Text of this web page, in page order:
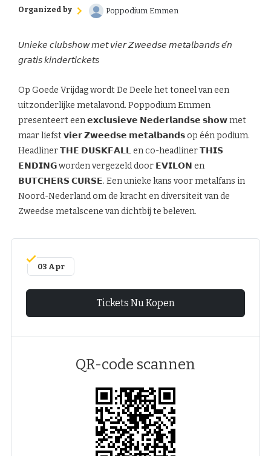
Organized by Poppodium Emmen
𝘜𝘯𝘪𝘦𝘬𝘦 𝘤𝘭𝘶𝘣𝘴𝘩𝘰𝘸 𝘮𝘦𝘵 𝘷𝘪𝘦𝘳 𝘡𝘸𝘦𝘦𝘥𝘴𝘦 𝘮𝘦𝘵𝘢𝘭𝘣𝘢𝘯𝘥𝘴 𝘦́𝘯
𝘨𝘳𝘢𝘵𝘪𝘴 𝘬𝘪𝘯𝘥𝘦𝘳𝘵𝘪𝘤𝘬𝘦𝘵𝘴
Op Goede Vrijdag wordt De Deele het toneel van een
uitzonderlijke metalavond. Poppodium Emmen
presenteert een 𝗲𝘅𝗰𝗹𝘂𝘀𝗶𝗲𝘃𝗲 𝗡𝗲𝗱𝗲𝗿𝗹𝗮𝗻𝗱𝘀𝗲 𝘀𝗵𝗼𝘄 met
maar liefst 𝘃𝗶𝗲𝗿 𝗭𝘄𝗲𝗲𝗱𝘀𝗲 𝗺𝗲𝘁𝗮𝗹𝗯𝗮𝗻𝗱𝘀 op één podium.
Headliner 𝗧𝗛𝗘 𝗗𝗨𝗦𝗞𝗙𝗔𝗟𝗟 en co-headliner 𝗧𝗛𝗜𝗦
𝗘𝗡𝗗𝗜𝗡𝗚 worden vergezeld door 𝗘𝗩𝗜𝗟𝗢𝗡 en
𝗕𝗨𝗧𝗖𝗛𝗘𝗥𝗦 𝗖𝗨𝗥𝗦𝗘. Een unieke kans voor metalfans in
Noord-Nederland om de kracht en diversiteit van de
Zweedse metalscene van dichtbij te beleven.
03 Apr
Tickets Nu Kopen
QR-code scannen